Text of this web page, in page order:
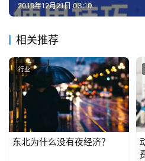
2019年12月21日 03:10
相关推荐
行业
东北为什么没有夜经济？